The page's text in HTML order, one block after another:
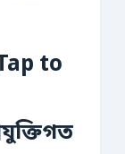
to